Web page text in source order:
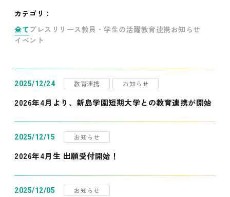
カテゴリ：
全て プレスリリース教員・学生の活躍教育連携お知らせ
イベント
2025/12/24 教育連携 お知らせ
2026年4月より、新島学園短期大学との教育連携が開始
2025/12/15 お知らせ
2026年4月生 出願受付開始！
2025/12/05 お知らせ